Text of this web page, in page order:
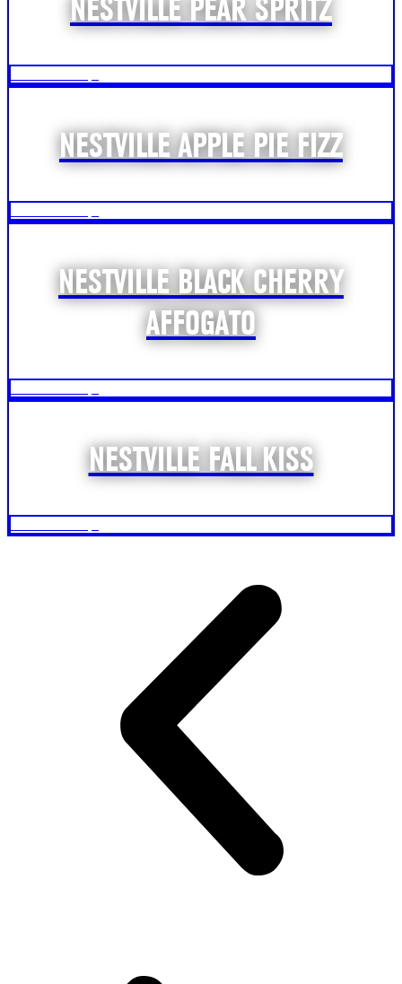
NESTVILLE PEAR SPRITZ
NESTVILLE APPLE PIE FIZZ
NESTVILLE BLACK CHERRY
AFFOGATO
NESTVILLE FALL KISS